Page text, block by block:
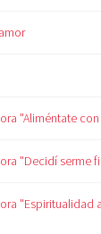
"Aliméntate
"Decidí serme
"Espiritualidad